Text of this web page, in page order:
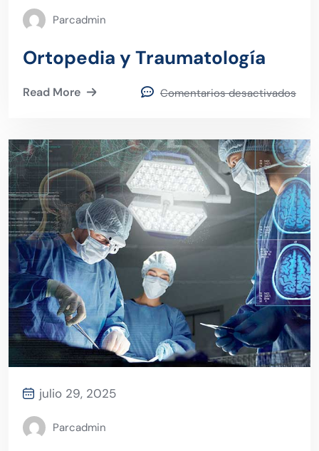
Parcadmin
Ortopedia y Traumatología
Read More Comentarios desactivados
julio 29, 2025
Parcadmin